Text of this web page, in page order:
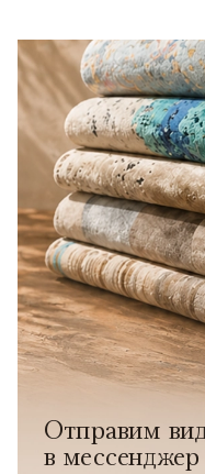
Отправим
в мессенджер